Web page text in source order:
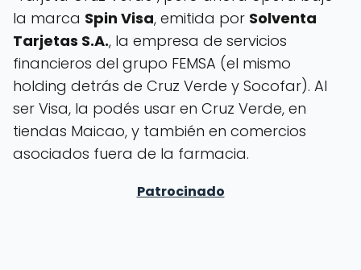
la marca Spin Visa, emitida por Solventa
Tarjetas S.A., la empresa de servicios
financieros del grupo FEMSA (el mismo
holding detrás de Cruz Verde y Socofar). Al
ser Visa, la podés usar en Cruz Verde, en
tiendas Maicao, y también en comercios
asociados fuera de la farmacia.